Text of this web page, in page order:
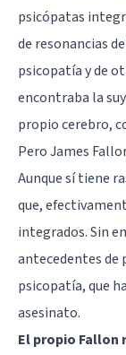
psicópatas
de resonancias
psicopatía y de
encontraba la
propio cerebro,
Pero James
Aunque sí tiene
que,
integrados. Sin
antecedentes de
psicopatía, que
asesinato.
El propio Fallon